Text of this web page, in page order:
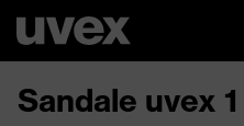
Sandale uvex